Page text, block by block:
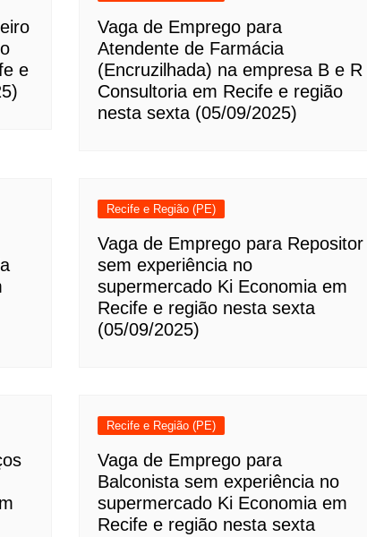
e
Vaga de Emprego para
Atendente de Farmácia
(Encruzilhada) na empresa B e R
Consultoria em Recife e região
nesta sexta (05/09/2025)
Recife e Região (PE)
Vaga de Emprego para Repositor
sem experiência no
supermercado Ki Economia em
Recife e região nesta sexta
(05/09/2025)
Recife e Região (PE)
Vaga de Emprego para
Balconista sem experiência no
supermercado Ki Economia em
Recife e região nesta sexta